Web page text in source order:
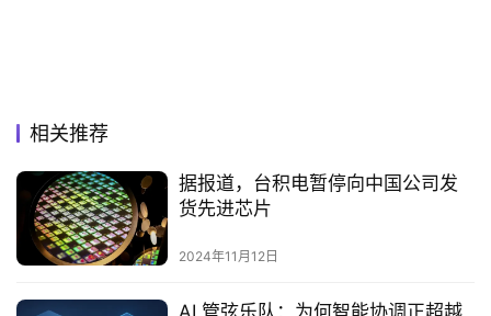
相关推荐
据报道，台积电暂停向中国公司发
货先进芯片
2024年11月12日
AI 管弦乐队：为何智能协调正超越